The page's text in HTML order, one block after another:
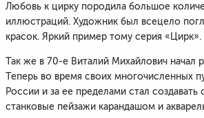
Любовь к цирку породила большое
иллюстраций. Художник был всецело
красок. Яркий пример тому серия «Цирк».
Так же в 70-е Виталий Михайлович начал
Теперь во время своих многочисленных
России и за ее пределами стал
станковые пейзажи карандашом и